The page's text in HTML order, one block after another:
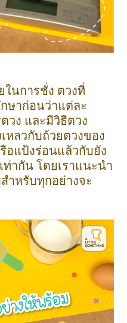
ในการชั่ง ตวงที่
ษาก่อนว่าแต่ละ
วง และมีวิธีตวง
หลวกับถ้วยตวงของ
อแป้งร่อนแล้วกับยัง
ากัน โดยเราแนะนำ
ำหรับทุกอย่างจะ